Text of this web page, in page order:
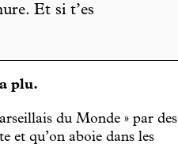
Et si t’es
plu.
du Monde » par des
et qu’on aboie dans les